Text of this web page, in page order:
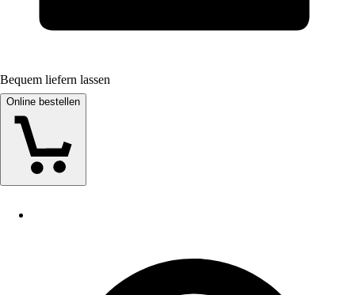
Bequem liefern lassen
Online bestellen